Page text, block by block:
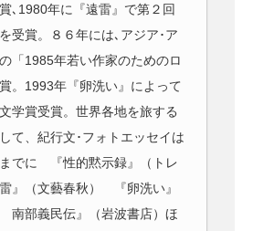
､1980年に『遠雷』で第２回
受賞。８６年には､アジア･ア
「1985年若い作家のためのロ
。1993年『卵洗い』によって
学賞受賞。世界各地を旅する
て、紀行文･フォトエッセイは
でに 『性的黙示録』（トレ
』（文藝春秋） 『卵洗い』
南部義民伝』（岩波書店）ほ